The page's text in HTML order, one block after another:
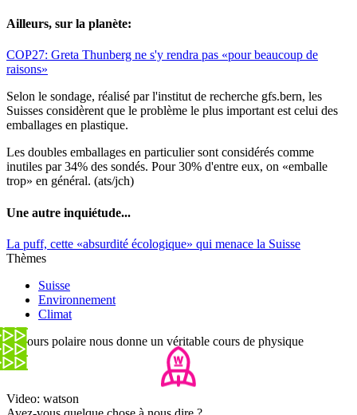
Ailleurs, sur la planète:
COP27: Greta Thunberg ne s'y rendra pas «pour beaucoup de
raisons»
Selon le sondage, réalisé par l'institut de recherche gfs.bern, les
Suisses considèrent que le problème le plus important est celui des
emballages en plastique.
Les doubles emballages en particulier sont considérés comme
inutiles par 34% des sondés. Pour 30% d'entre eux, on «emballe
trop» en général. (ats/jch)
Une autre inquiétude...
La puff, cette «absurdité écologique» qui menace la Suisse
Thèmes
Suisse
Environnement
Climat
Cet ours polaire nous donne un véritable cours de physique
Video: watson